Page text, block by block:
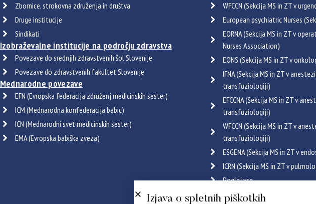
Zbornice, strokovna združenja in društva
Druge institucije
Sindikati
Izobraževalne institucije na področju zdravstva
Povezave do srednjih zdravstvenih šol Slovenije
Povezave do zdravstvenih fakultet Slovenije
Mednarodne povezave
EFN (Evropska federacija združenj medicinskih sester)
ICM (Mednarodna konfederacija babic)
ICN (Mednarodni svet medicinskih sester)
EMA (Evropska babiška zveza)
WFCCN (Sekcija MS in ZT v
European psychiatric Nurses
EORNA (Sekcija MS in ZT v
Nurses Association)
EONS (Sekcija MS in ZT v
IFNA (Sekcija MS in ZT v
transfuziologiji)
EFCCNA (Sekcija MS in ZT v
transfuziologiji)
WFCCN (Sekcija MS in ZT v
transfuziologiji)
ESGENA (Sekcija MS in ZT v
ICRN (Sekcija MS in ZT v
Poglej vse
Certifikati
Izjava o spletnih piškotkih